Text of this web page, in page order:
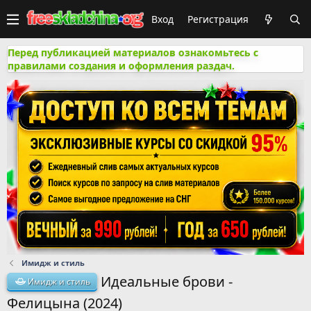
Вход Регистрация
Перед публикацией материалов ознакомьтесь с
правилами создания и оформления раздач.
Имидж и стиль
Имидж и стиль
Идеальные брови -
Фелицына (2024)